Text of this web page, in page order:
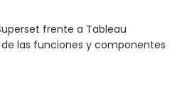
frente a Tableau
las funciones y componentes